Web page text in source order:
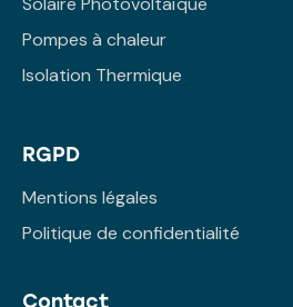
Pompes à chaleur
Isolation Thermique
RGPD
Mentions légales
Politique de confidentialité
Contact